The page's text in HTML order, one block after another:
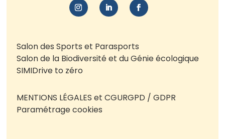
Salon des Sports et Parasports
Salon de la Biodiversité et du Génie écologique
SIMIDrive to zéro
MENTIONS LÉGALES et CGURGPD / GDPR
Paramétrage cookies